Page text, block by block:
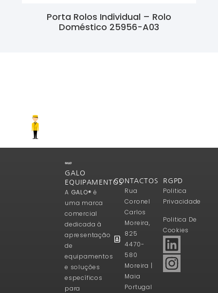
Porta Rolos Individual – Rolo
Doméstico 25956-A03
GALO
EQUIPAMENTOS
A GALO® é
uma marca
comercial
dedicada à
apresentação
de
equipamentos
e soluções
específicos
para
CONTACTOS
Rua
Coronel
Carlos
Moreira,
825
4470-
580
Moreira |
Maia
Portugal
RGPD
Politica
Privacidade
Politica De
Cookies